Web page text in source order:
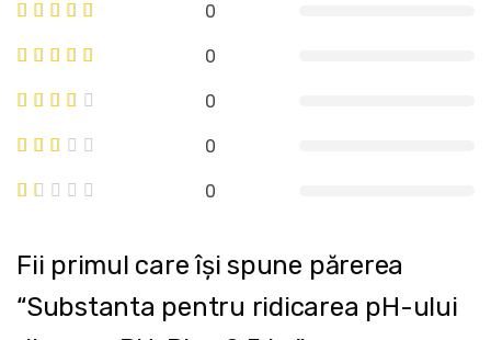
0
0
0
0
0
Fii primul care își spune părerea
“Substanta pentru ridicarea pH-ului